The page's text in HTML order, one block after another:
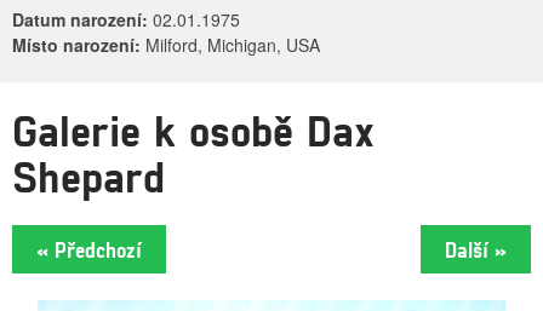
Datum narození: 02.01.1975
Místo narození: Milford, Michigan, USA
Galerie k osobě Dax
Shepard
« Předchozí Další »